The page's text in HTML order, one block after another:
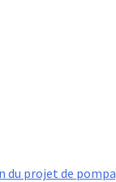
du projet de